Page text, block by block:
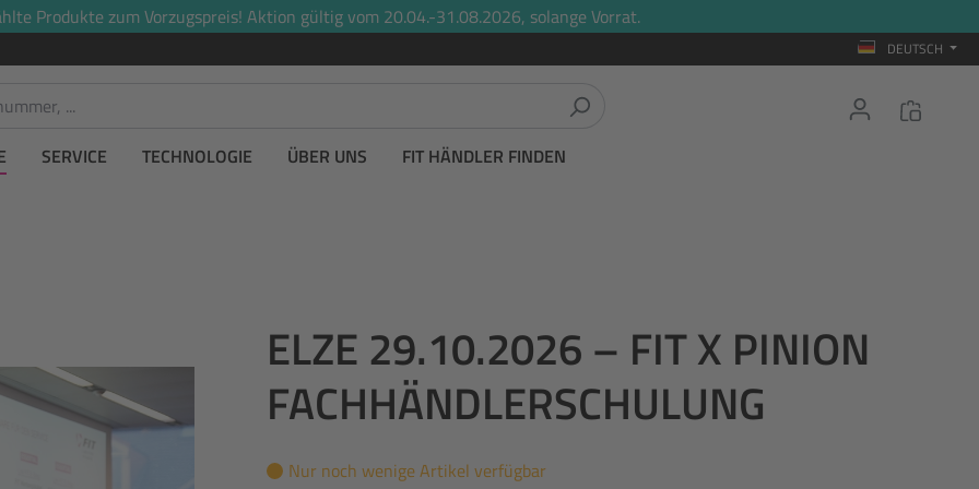
Produkte zum Vorzugspreis! Aktion gültig vom 20.04.-31.08.2026, solange Vorrat.
DEUTSCH
SERVICE TECHNOLOGIE ÜBER UNS FIT HÄNDLER FINDEN
ELZE 29.10.2026 – FIT X PINION
FACHHÄNDLERSCHULUNG
Nur noch wenige Artikel verfügbar